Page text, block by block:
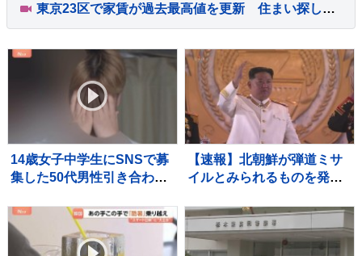
東京23区で家賃が過去最高値を更新 住まい探しの苦悩に居酒屋は家賃値上げで苦渋の決断も…
14歳女子中学生にSNSで募
集した50代男性引き合わせ
い 無職の男（35）を逮
捕 少女に“パパ活”斡旋繰
り返したか 警視庁
【速報】北朝鮮が弾道ミサ
イルとみられるものを発